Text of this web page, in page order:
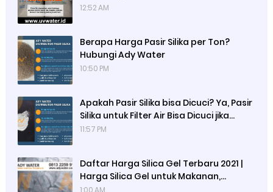
12:52 AM
Berapa Harga Pasir Silika per Ton?
Hubungi Ady Water
10:50 PM
Apakah Pasir Silika bisa Dicuci? Ya, Pasir
Silika untuk Filter Air Bisa Dicuci jika
Sudah Kotor
11:57 PM
Daftar Harga Silica Gel Terbaru 2021 |
Harga Silica Gel untuk Makanan,
Desikator, Kamera, Elektrik, Sepatu, Tas,